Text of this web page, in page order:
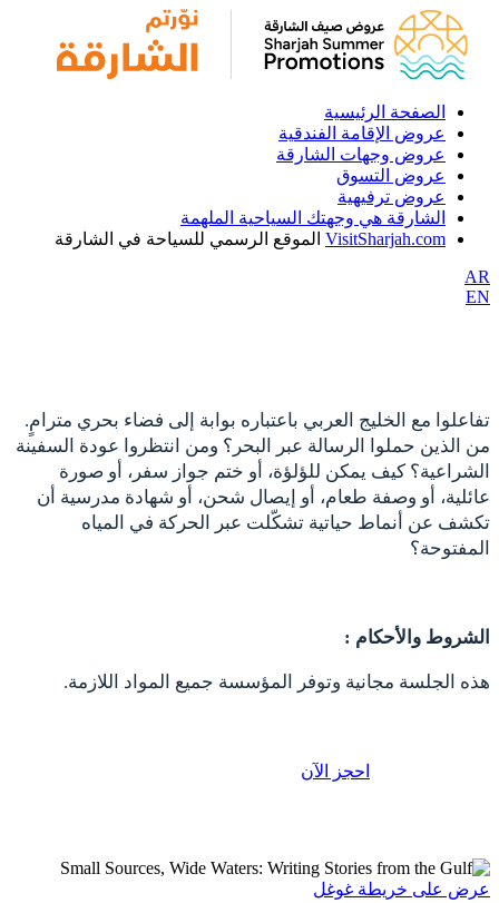
الصفحة الرئيسية
عروض الإقامة الفندقية
عروض وجهات الشارقة
عروض التسوق
عروض ترفيهية
الشارقة هي وجهتك السياحية الملهمة
VisitSharjah.com الموقع الرسمي للسياحة في الشارقة
AR
EN
تفاعلوا مع الخليج العربي باعتباره بوابة إلى فضاء بحري مترامٍ.
من الذين حملوا الرسالة عبر البحر؟ ومن انتظروا عودة السفينة
الشراعية؟ كيف يمكن للؤلؤة، أو ختم جواز سفر، أو صورة
عائلية، أو وصفة طعام، أو إيصال شحن، أو شهادة مدرسية أن
تكشف عن أنماط حياتية تشكّلت عبر الحركة في المياه
المفتوحة؟
الشروط والأحكام :
هذه الجلسة مجانية وتوفر المؤسسة جميع المواد اللازمة.
احجز الآن
عرض على خريطة غوغل